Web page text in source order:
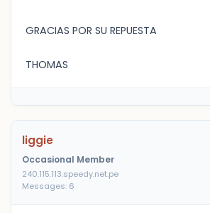
GRACIAS POR SU REPUESTA
THOMAS
liggie
Occasional Member
240.115.113.speedy.net.pe
Messages: 6